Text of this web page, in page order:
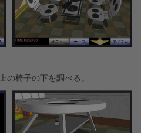
の椅子の下を調べる。